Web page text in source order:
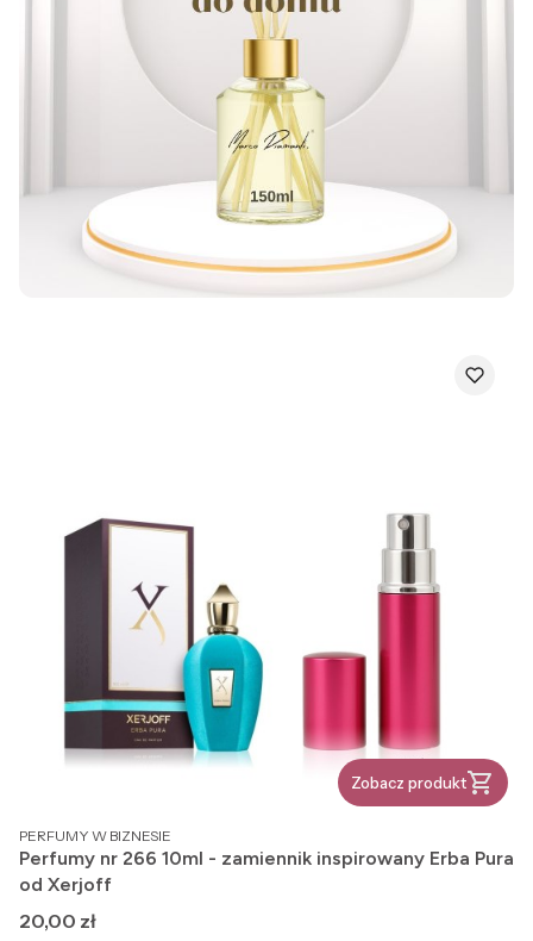
Zobacz produkt
PRODUCENT
PERFUMY W BIZNESIE
Perfumy nr 266 10ml - zamiennik inspirowany Erba Pura
od Xerjoff
Cena
20,00 zł